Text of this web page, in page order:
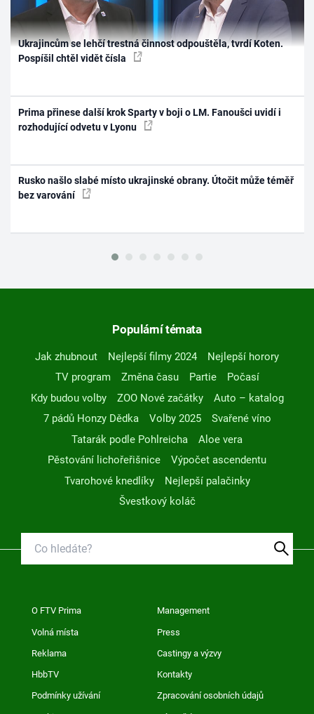
Ukrajincům se lehčí trestná činnost odpouštěla, tvrdí Koten.
Pospíšil chtěl vidět čísla
Prima přinese další krok Sparty v boji o LM. Fanoušci uvidí i
rozhodující odvetu v Lyonu
Rusko našlo slabé místo ukrajinské obrany. Útočit může téměř
bez varování
Populární témata
Jak zhubnout Nejlepší filmy 2024
Nejlepší horory
TV program
Změna času Partie
Počasí
Kdy budou volby
ZOO Nové začátky
Auto – katalog
7 pádů Honzy Dědka
Volby 2025
Svařené víno
Tatarák podle Pohlreicha
Aloe vera
Pěstování lichořeřišnice
Výpočet ascendentu
Tvarohové knedlíky
Nejlepší palačinky
Švestkový koláč
O FTV Prima Management
Volná místa Press
Reklama Castingy a výzvy
HbbTV Kontakty
Podmínky užívání Zpracování osobních údajů